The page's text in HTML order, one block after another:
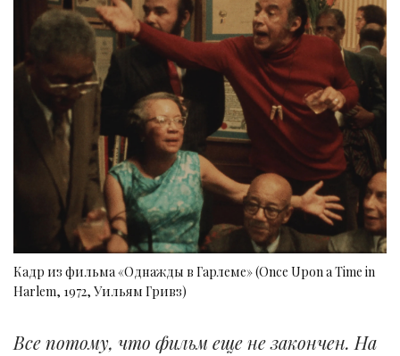
Кадр из фильма «Однажды в Гарлеме» (Once Upon a Time in
Harlem, 1972, Уильям Гривз)
Все потому, что фильм еще не закончен. На